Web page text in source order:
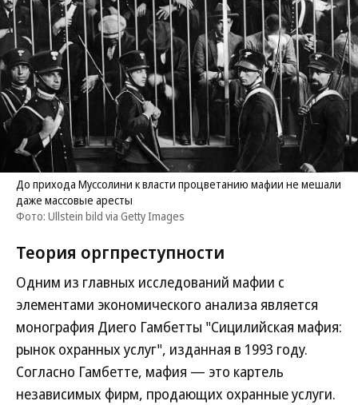
До прихода Муссолини к власти процветанию мафии не мешали
даже массовые аресты
Фото: Ullstein bild via Getty Images
Теория оргпреступности
Одним из главных исследований мафии с
элементами экономического анализа является
монография Диего Гамбетты "Сицилийская мафия:
рынок охранных услуг", изданная в 1993 году.
Согласно Гамбетте, мафия — это картель
независимых фирм, продающих охранные услуги.